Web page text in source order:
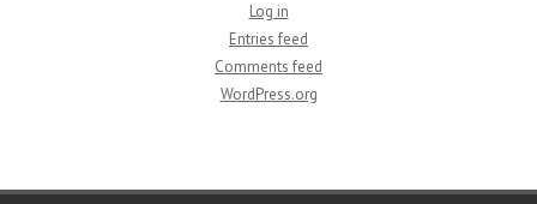
Log in
Entries feed
Comments feed
WordPress.org